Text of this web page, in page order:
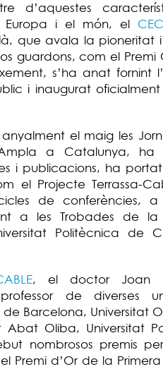
d’aquestes
Europa i el món, el
que avala la pioneritat
guardons, com el Premi
s’ha anat fornint
i inaugurat
el maig les
a Catalunya, ha
i publicacions, ha
el Projecte Terrassa-
de conferències,
a les Trobades de la
Politècnica de
, el doctor Joan
de diverses
de Barcelona, Universitat
Abat Oliba, Universitat
nombrosos premis
Premi d’Or de la